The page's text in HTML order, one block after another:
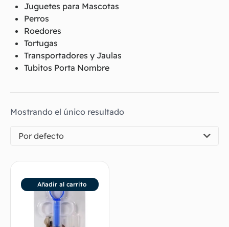
Juguetes para Mascotas
Perros
Roedores
Tortugas
Transportadores y Jaulas
Tubitos Porta Nombre
Mostrando el único resultado
Por defecto
Añadir al carrito